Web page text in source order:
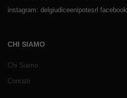
instagram: delgiudiceenipotesrl
CHI SIAMO
Chi Siamo
Contatti